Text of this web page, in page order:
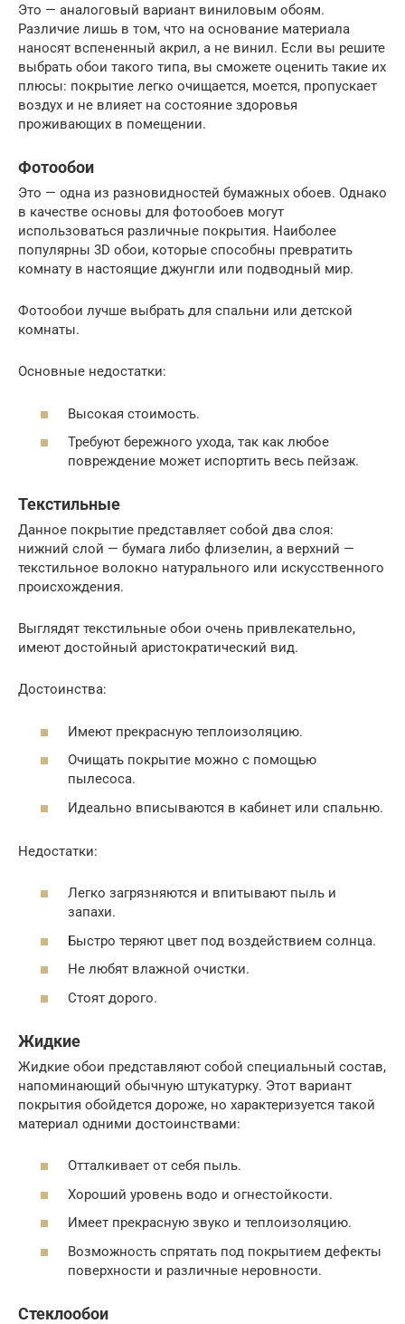
Это — аналоговый вариант виниловым обоям.
Различие лишь в том, что на основание материала
наносят вспененный акрил, а не винил. Если вы решите
выбрать обои такого типа, вы сможете оценить такие их
плюсы: покрытие легко очищается, моется, пропускает
воздух и не влияет на состояние здоровья
проживающих в помещении.
Фотообои
Это — одна из разновидностей бумажных обоев. Однако
в качестве основы для фотообоев могут
использоваться различные покрытия. Наиболее
популярны 3D обои, которые способны превратить
комнату в настоящие джунгли или подводный мир.
Фотообои лучше выбрать для спальни или детской
комнаты.
Основные недостатки:
Высокая стоимость.
Требуют бережного ухода, так как любое
повреждение может испортить весь пейзаж.
Текстильные
Данное покрытие представляет собой два слоя:
нижний слой — бумага либо флизелин, а верхний —
текстильное волокно натурального или искусственного
происхождения.
Выглядят текстильные обои очень привлекательно,
имеют достойный аристократический вид.
Достоинства:
Имеют прекрасную теплоизоляцию.
Очищать покрытие можно с помощью
пылесоса.
Идеально вписываются в кабинет или спальню.
Недостатки:
Легко загрязняются и впитывают пыль и
запахи.
Быстро теряют цвет под воздействием солнца.
Не любят влажной очистки.
Стоят дорого.
Жидкие
Жидкие обои представляют собой специальный состав,
напоминающий обычную штукатурку. Этот вариант
покрытия обойдется дороже, но характеризуется такой
материал одними достоинствами:
Отталкивает от себя пыль.
Хороший уровень водо и огнестойкости.
Имеет прекрасную звуко и теплоизоляцию.
Возможность спрятать под покрытием дефекты
поверхности и различные неровности.
Стеклообои